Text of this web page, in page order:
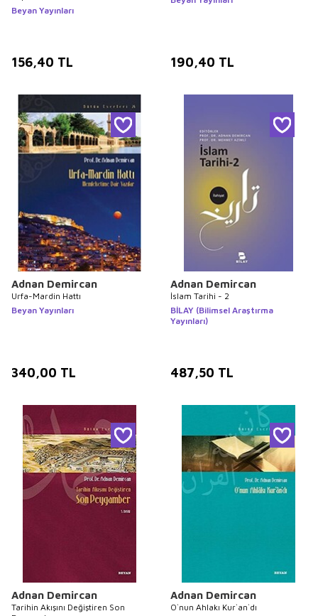
Beyan Yayınları
156,40 TL 190,40 TL
Adnan Demircan
Urfa-Mardin Hattı
Beyan Yayınları
340,00 TL
Adnan Demircan
İslam Tarihi - 2
BİLAY (Bilimsel Araştırma
Yayınları)
487,50 TL
Adnan Demircan
Tarihin Akışını Değiştiren Son
Adnan Demircan
O`nun Ahlakı Kur`an`dı